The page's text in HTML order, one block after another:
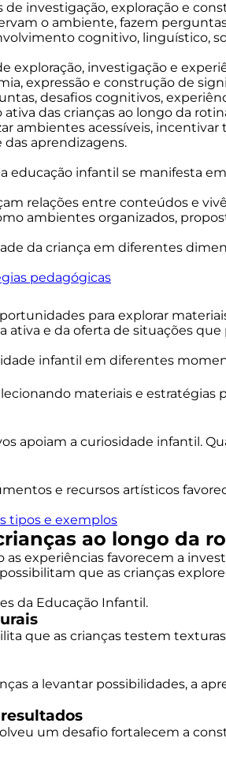
de investigação, exploração e
o ambiente, fazem
cognitivo, linguístico,
investigação e
expressão e construção de
desafios cognitivos,
das crianças ao longo da
ambientes acessíveis,
aprendizagens.
educação infantil se manifesta
relações entre conteúdos e
ambientes organizados,
da criança em diferentes
pedagógicas
para explorar
ativa e da oferta de situações
infantil em diferentes
materiais e
apoiam a curiosidade infantil.
e recursos artísticos
tipos e exemplos
ao longo da
experiências favorecem a
que as crianças
da Educação Infantil.
que as crianças testem
a levantar possibilidades, a
um desafio fortalecem a